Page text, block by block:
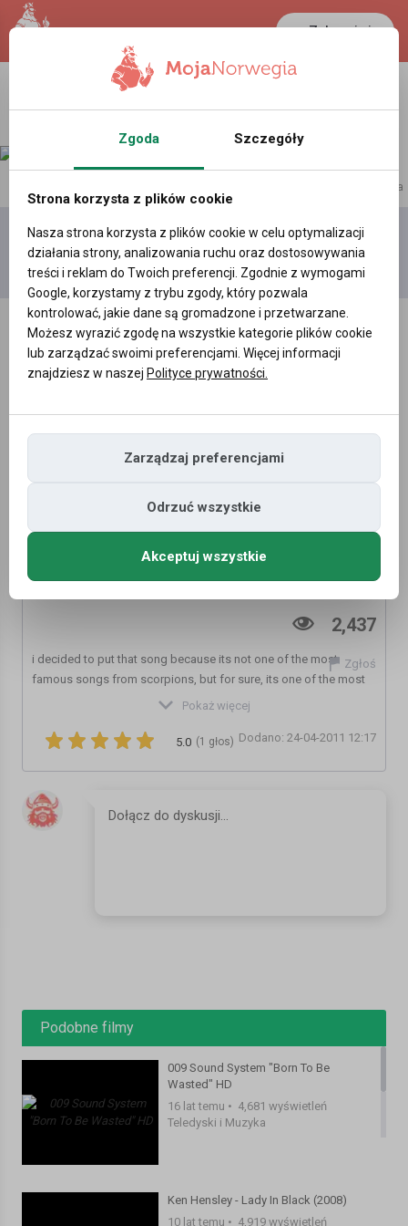
Zaloguj się
reklama
Dodaj
film
Moje
filmy
Wszystkie
Born to touch your feelings - Scorpions
2,437
Zgłoś
i decided to put that song because its not one of the most
famous songs from scorpions, but for sure, its one of the most
Pokaż więcej
Dodano: 24-04-2011 12:17
(1 głos)
5.0
Podobne filmy
009 Sound System "Born To Be
Wasted" HD
16 lat temu • 4,681 wyświetleń
Teledyski i Muzyka
Ken Hensley - Lady In Black (2008)
10 lat temu • 4,919 wyświetleń
Zgoda Szczegóły
Strona korzysta z plików cookie
Nasza strona korzysta z plików cookie w celu optymalizacji
działania strony, analizowania ruchu oraz dostosowywania
treści i reklam do Twoich preferencji. Zgodnie z wymogami
Google, korzystamy z trybu zgody, który pozwala
kontrolować, jakie dane są gromadzone i przetwarzane.
Możesz wyrazić zgodę na wszystkie kategorie plików cookie
lub zarządzać swoimi preferencjami. Więcej informacji
znajdziesz w naszej Polityce prywatności.
Zarządzaj preferencjami
Odrzuć wszystkie
Akceptuj wszystkie